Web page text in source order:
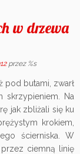
w drzewa
przez %s
pod butami, zwarł
skrzypieniem. Na
jak zbliżali się ku
krokiem,
ścierniska. W
przez ciemną linię